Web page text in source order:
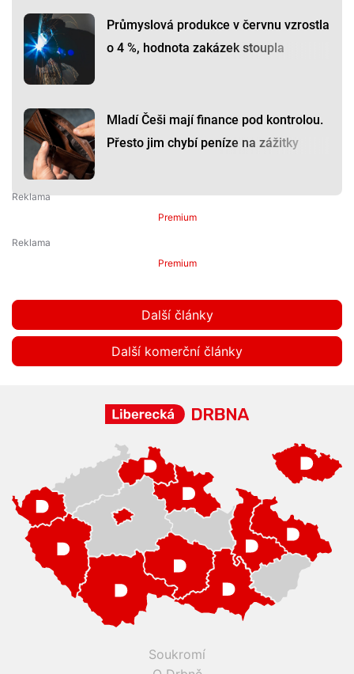
Průmyslová produkce v červnu vzrostla
o 4 %, hodnota zakázek stoupla
Mladí Češi mají finance pod kontrolou.
Přesto jim chybí peníze na zážitky
Premium
Premium
Další články
Další komerční články
Soukromí